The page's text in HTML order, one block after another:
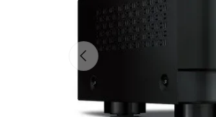
Ankstesnis